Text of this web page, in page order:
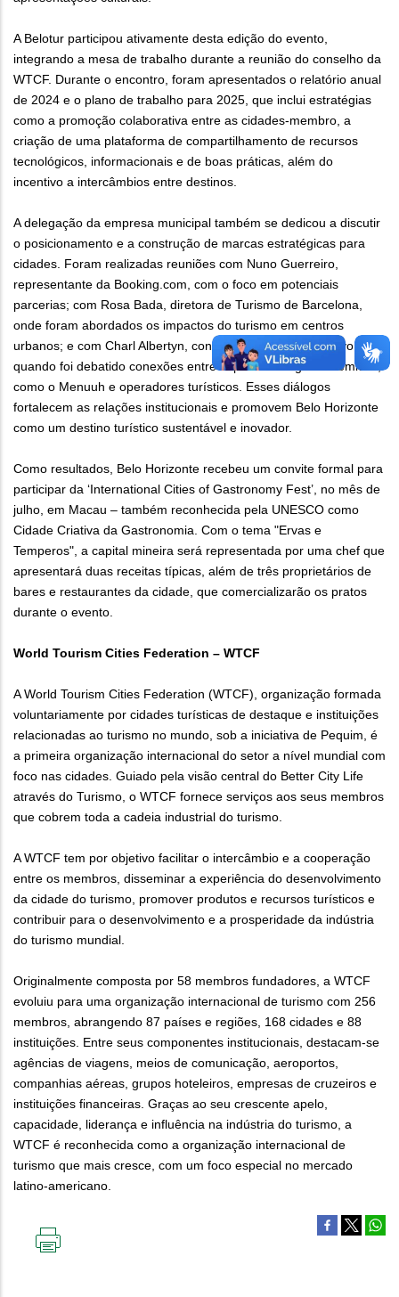
A Belotur participou ativamente desta edição do evento,
integrando a mesa de trabalho durante a reunião do conselho da
WTCF. Durante o encontro, foram apresentados o relatório anual
de 2024 e o plano de trabalho para 2025, que inclui estratégias
como a promoção colaborativa entre as cidades-membro, a
criação de uma plataforma de compartilhamento de recursos
tecnológicos, informacionais e de boas práticas, além do
incentivo a intercâmbios entre destinos.
A delegação da empresa municipal também se dedicou a discutir
o posicionamento e a construção de marcas estratégicas para
cidades. Foram realizadas reuniões com Nuno Guerreiro,
representante da Booking.com, com o foco em potenciais
parcerias; com Rosa Bada, diretora de Turismo de Barcelona,
onde foram abordados os impactos do turismo em centros
urbanos; e com Charl Albertyn, consultor em turismo criativo,
quando foi debatido conexões entre experiências gastronômicas,
como o Menuuh e operadores turísticos. Esses diálogos
fortalecem as relações institucionais e promovem Belo Horizonte
como um destino turístico sustentável e inovador.
Como resultados, Belo Horizonte recebeu um convite formal para
participar da ‘International Cities of Gastronomy Fest’, no mês de
julho, em Macau – também reconhecida pela UNESCO como
Cidade Criativa da Gastronomia. Com o tema "Ervas e
Temperos", a capital mineira será representada por uma chef que
apresentará duas receitas típicas, além de três proprietários de
bares e restaurantes da cidade, que comercializarão os pratos
durante o evento.
World Tourism Cities Federation – WTCF
A World Tourism Cities Federation (WTCF), organização formada
voluntariamente por cidades turísticas de destaque e instituições
relacionadas ao turismo no mundo, sob a iniciativa de Pequim, é
a primeira organização internacional do setor a nível mundial com
foco nas cidades. Guiado pela visão central do Better City Life
através do Turismo, o WTCF fornece serviços aos seus membros
que cobrem toda a cadeia industrial do turismo.
A WTCF tem por objetivo facilitar o intercâmbio e a cooperação
entre os membros, disseminar a experiência do desenvolvimento
da cidade do turismo, promover produtos e recursos turísticos e
contribuir para o desenvolvimento e a prosperidade da indústria
do turismo mundial.
Originalmente composta por 58 membros fundadores, a WTCF
evoluiu para uma organização internacional de turismo com 256
membros, abrangendo 87 países e regiões, 168 cidades e 88
instituições. Entre seus componentes institucionais, destacam-se
agências de viagens, meios de comunicação, aeroportos,
companhias aéreas, grupos hoteleiros, empresas de cruzeiros e
instituições financeiras. Graças ao seu crescente apelo,
capacidade, liderança e influência na indústria do turismo, a
WTCF é reconhecida como a organização internacional de
turismo que mais cresce, com um foco especial no mercado
latino-americano.